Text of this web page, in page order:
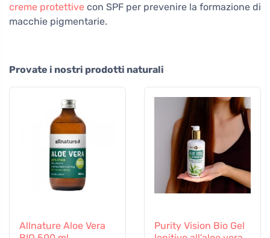
creme protettive con SPF per prevenire la formazione di
macchie pigmentarie.
Provate i nostri prodotti naturali
Allnature Aloe Vera
Purity Vision Bio Gel